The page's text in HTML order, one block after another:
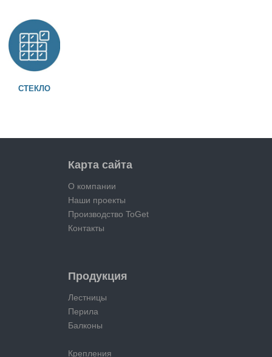
СТЕКЛО
Карта сайта
О компании
Наши проекты
Производство ToGet
Контакты
Продукция
Лестницы
Перила
Балконы
Крепления